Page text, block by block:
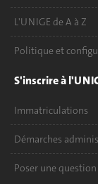
L'UNIGE de A à Z
Politique et
S'inscrire à
Immatriculations
Démarches
Poser une question